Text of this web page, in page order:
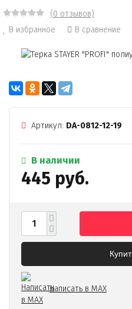
(0 отзывов)
В избранное
В сравнение
Артикул: DA-0812-12-19
В наличии
445 руб.
Написать в MAX